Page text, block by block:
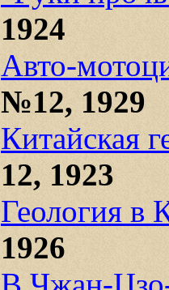
1924
Авто-
№12, 1929
Китайская
12, 1923
Геология в
1926